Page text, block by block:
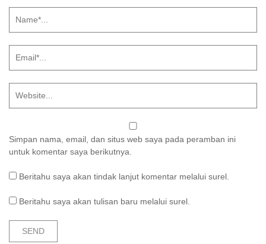
Simpan nama, email, dan situs web saya pada peramban ini
untuk komentar saya berikutnya.
Beritahu saya akan tindak lanjut komentar melalui surel.
Beritahu saya akan tulisan baru melalui surel.